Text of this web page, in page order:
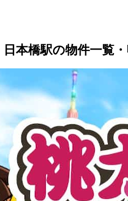
日本橋駅の物件一覧